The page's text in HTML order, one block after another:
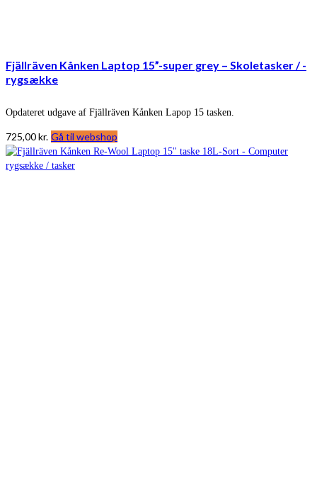
Fjällräven Kånken Laptop 15”-super grey – Skoletasker / -
rygsække
Opdateret udgave af Fjällräven Kånken Lapop 15 tasken.
725,00kr. Gå til webshop